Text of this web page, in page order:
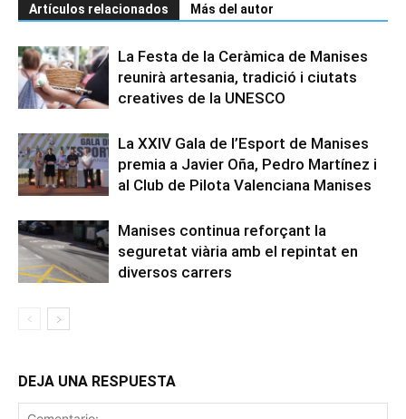
Artículos relacionados Más del autor
La Festa de la Ceràmica de Manises
reunirà artesania, tradició i ciutats
creatives de la UNESCO
La XXIV Gala de l’Esport de Manises
premia a Javier Oña, Pedro Martínez i
al Club de Pilota Valenciana Manises
Manises continua reforçant la
seguretat viària amb el repintat en
diversos carrers
DEJA UNA RESPUESTA